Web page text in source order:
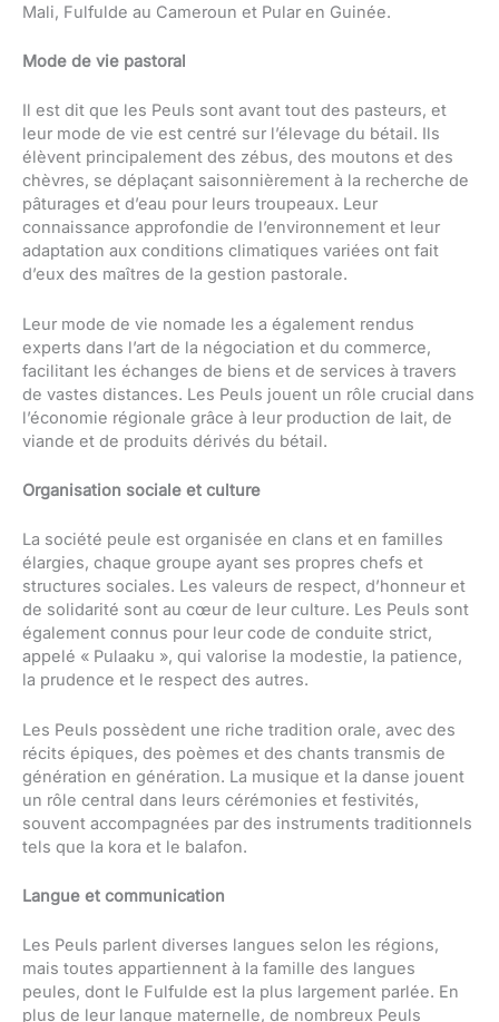
Mali, Fulfulde au Cameroun et Pular en Guinée.
Mode de vie pastoral
Il est dit que les Peuls sont avant tout des pasteurs, et
leur mode de vie est centré sur l’élevage du bétail. Ils
élèvent principalement des zébus, des moutons et des
chèvres, se déplaçant saisonnièrement à la recherche de
pâturages et d’eau pour leurs troupeaux. Leur
connaissance approfondie de l’environnement et leur
adaptation aux conditions climatiques variées ont fait
d’eux des maîtres de la gestion pastorale.
Leur mode de vie nomade les a également rendus
experts dans l’art de la négociation et du commerce,
facilitant les échanges de biens et de services à travers
de vastes distances. Les Peuls jouent un rôle crucial dans
l’économie régionale grâce à leur production de lait, de
viande et de produits dérivés du bétail.
Organisation sociale et culture
La société peule est organisée en clans et en familles
élargies, chaque groupe ayant ses propres chefs et
structures sociales. Les valeurs de respect, d’honneur et
de solidarité sont au cœur de leur culture. Les Peuls sont
également connus pour leur code de conduite strict,
appelé « Pulaaku », qui valorise la modestie, la patience,
la prudence et le respect des autres.
Les Peuls possèdent une riche tradition orale, avec des
récits épiques, des poèmes et des chants transmis de
génération en génération. La musique et la danse jouent
un rôle central dans leurs cérémonies et festivités,
souvent accompagnées par des instruments traditionnels
tels que la kora et le balafon.
Langue et communication
Les Peuls parlent diverses langues selon les régions,
mais toutes appartiennent à la famille des langues
peules, dont le Fulfulde est la plus largement parlée. En
plus de leur langue maternelle, de nombreux Peuls